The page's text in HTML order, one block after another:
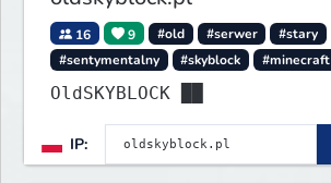
16 9 #old #serwer
#stary
#sentymentalny
#skyblock #minecraft
OldSKYBLOCK ██
IP: